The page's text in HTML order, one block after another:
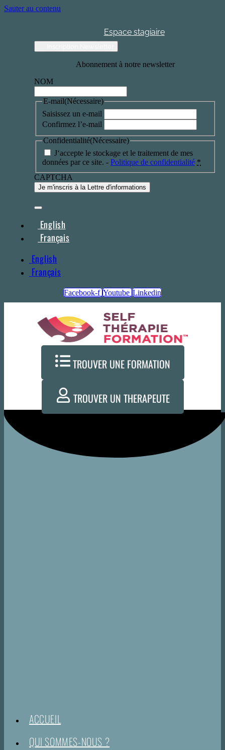
Sauter au contenu
Espace stagiaire
Abonnement à notre newsletter
NOM
E-mail(Nécessaire)
Saisissez un e-mail
Confirmez l’e-mail
Confidentialité(Nécessaire)
J‘accepte le stockage et le traitement de mes
données par ce site. - Politique de confidentialité *
CAPTCHA
English
Français
English
Français
Facebook-f Youtube Linkedin
TROUVER UNE FORMATION
TROUVER UN THERAPEUTE
ACCUEIL
QUI SOMMES-NOUS ?